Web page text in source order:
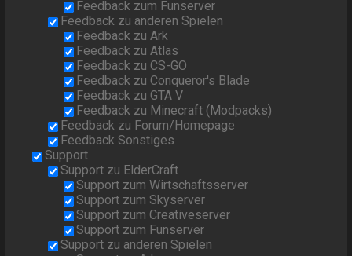
Feedback zum Funserver
Feedback zu anderen Spielen
Feedback zu Ark
Feedback zu Atlas
Feedback zu CS-GO
Feedback zu Conqueror's Blade
Feedback zu GTA V
Feedback zu Minecraft (Modpacks)
Feedback zu Forum/Homepage
Feedback Sonstiges
Support
Support zu ElderCraft
Support zum Wirtschaftsserver
Support zum Skyserver
Support zum Creativeserver
Support zum Funserver
Support zu anderen Spielen